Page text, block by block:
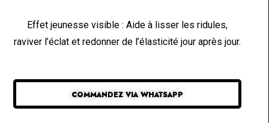
Effet jeunesse visible : Aide à lisser les ridules,
raviver l’éclat et redonner de l’élasticité jour après jour.
COMMANDEZ VIA WHATSAPP